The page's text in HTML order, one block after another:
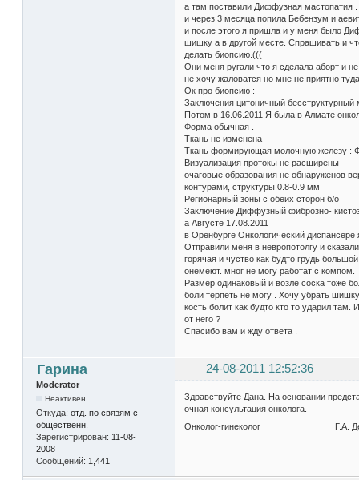
а там поставили Диффузная мастопатия
и через 3 месяца попила Бебензум и
и после этого я пришла и у меня было
шишку а в другой месте. Спрашивать и
делать биопсию.(((
Они меня ругали что я сделала аборт и
не хочу жаловатся но мне не приятно
Ок про биопсию :
Заключения цитоничный бесструктурный
Потом в 16.06.2011 Я была в Алмате
Форма обычная .
Ткань не изменена
Ткань формирующая молочную железу :
Визуализация протокы не расширены
очаговые образования не обнаруженов
контурами, структуры 0.8-0.9 мм
Регионарный зоны с обеих сторон б/о
Заключение Диффузный фиброзно-
а Августе 17.08.2011
в Оренбурге Онкологический
Отправили меня в невропотолгу и
горячая и чуство как будто грудь
онемеют. мног не могу работат с
Размер одинаковый и возле соска тоже
боли терпеть не могу . Хочу убрать
кость болит как будто кто то ударил
от него ?
Спасибо вам и жду ответа .
Гарина 24-08-2011 12:52:36
Moderator
Неактивен
Откуда: отд. по связям с
общественн.
Зарегистрирован: 11-08-
2008
Сообщений: 1,441
Здравствуйте Дана. На основании
очная консультация онколога.
Онколог-гинеколог Г.А.